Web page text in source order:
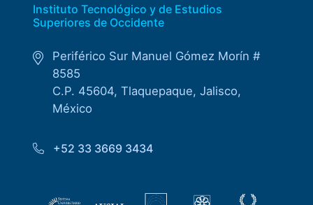
Instituto Tecnológico y de Estudios
Superiores de Occidente
Periférico Sur Manuel Gómez Morín #
8585
C.P. 45604, Tlaquepaque, Jalisco,
México
+52 33 3669 3434